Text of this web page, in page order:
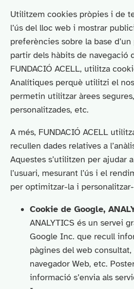
Utilitzem cookies pròpies i de
l’ús del lloc web i mostrar
preferències sobre la base
partir dels hàbits de navegació
FUNDACIÓ ACELL, utilitza
Analítiques perquè utilitzi el
permetin utilitzar àrees
personalitzades, etc.
A més, FUNDACIÓ ACELL
recullen dades relatives a
Aquestes s’utilitzen per ajudar
l’usuari, mesurant l’ús i el
per optimitzar-la i
Cookie de Google,
ANALYTICS és un servei
Google Inc. que recull
pàgines del web
navegador Web, etc.
informació s’envia als